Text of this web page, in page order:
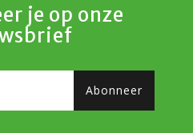
je op onze
Abonneer